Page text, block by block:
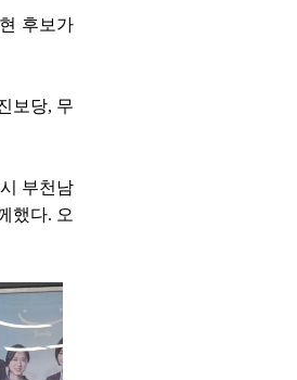
후보가
보당, 무
부천남
했다. 오